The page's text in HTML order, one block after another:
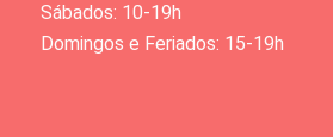
Sábados: 10-19h
Domingos e Feriados: 15-19h